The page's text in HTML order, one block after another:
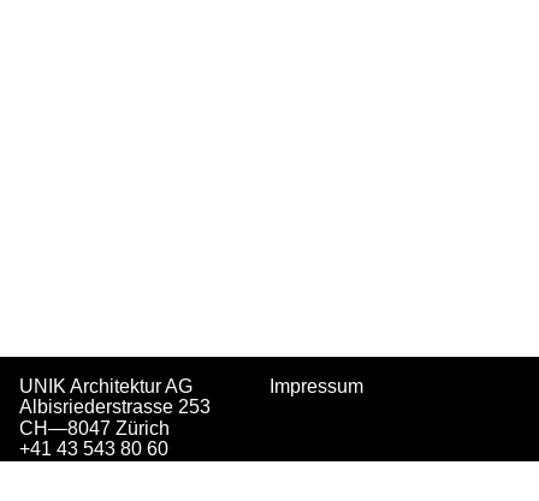
UNIK Architektur AG
Albisriederstrasse 253
CH—8047 Zürich
+41 43 543 80 60
Impressum